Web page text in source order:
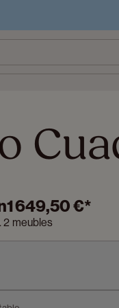
1 649,50 €*
2 meubles